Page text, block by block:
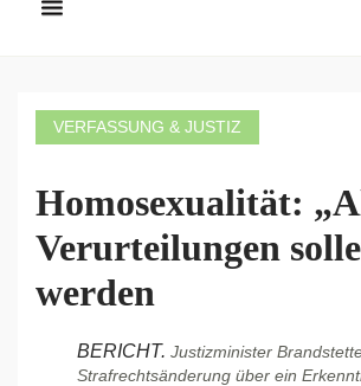
VERFASSUNG & JUSTIZ
Homosexualität:
Verurteilungen
werden
BERICHT. Justizminister
Strafrechtsänderung über ein